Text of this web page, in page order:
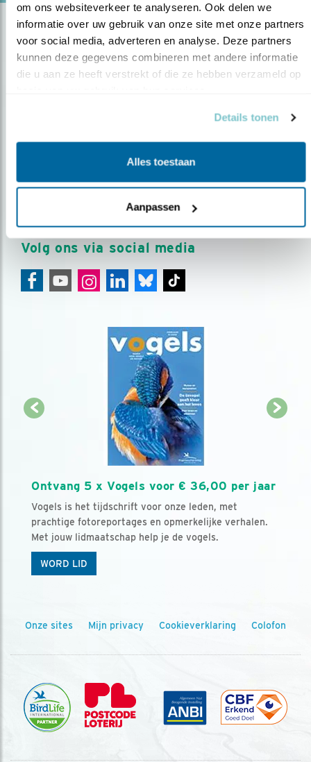
om ons websiteverkeer te analyseren. Ook delen we
informatie over uw gebruik van onze site met onze partners
voor social media, adverteren en analyse. Deze partners
kunnen deze gegevens combineren met andere informatie
die u aan ze heeft verstrekt of die ze hebben verzameld op
Details tonen
Alles toestaan
Aanpassen
Op de hoogte blijven?
Meld je aan en ontvang nieuws, inspiratie, acties en tips
AANMELDEN VOGELNIEUWS
Volg ons via social media
Ontvang 5 x Vogels voor € 36,00 per jaar
Vogels is het tijdschrift voor onze leden, met
prachtige fotoreportages en opmerkelijke verhalen.
Met jouw lidmaatschap help je de vogels.
WORD LID
Onze sites Mijn privacy Cookieverklaring Colofon